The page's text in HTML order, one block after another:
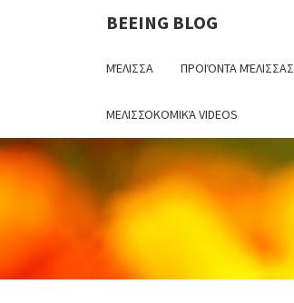
BEEING BLOG
ΜΈΛΙΣΣΑ ΠΡΟΙΌΝΤΑ ΜΈΛΙΣΣΑΣ
ΜΕΛΙΣΣΟΚΟΜΙΚΆ VIDEOS